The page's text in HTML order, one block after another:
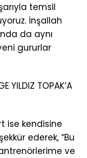
temsil
İnşallah
da aynı
gururlar
YILDIZ TOPAK’A
ise kendisine
ederek, “Bu
ve